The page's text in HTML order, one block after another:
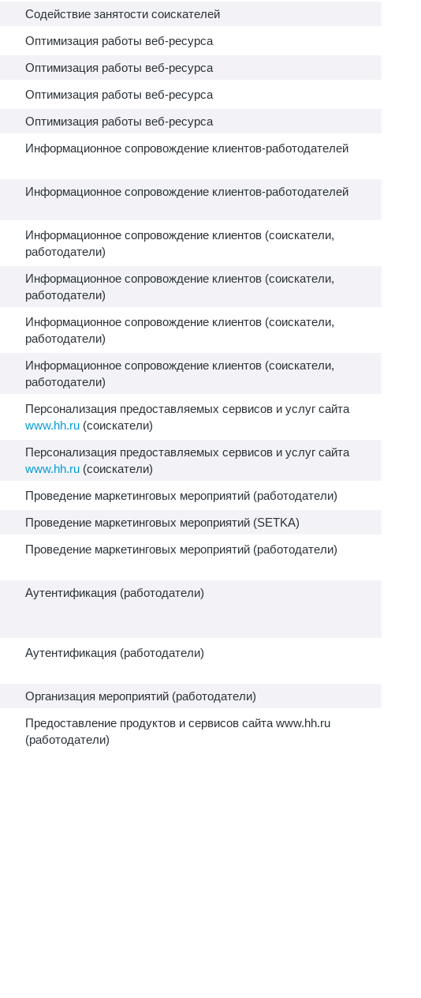
Содействие занятости соискателей
Оптимизация работы веб-ресурса
Оптимизация работы веб-ресурса
Оптимизация работы веб-ресурса
Оптимизация работы веб-ресурса
Информационное сопровождение клиентов-работодателей
Информационное сопровождение клиентов-работодателей
Информационное сопровождение клиентов (соискатели,
работодатели)
Информационное сопровождение клиентов (соискатели,
работодатели)
Информационное сопровождение клиентов (соискатели,
работодатели)
Информационное сопровождение клиентов (соискатели,
работодатели)
Персонализация предоставляемых сервисов и услуг сайта
www.hh.ru (соискатели)
Персонализация предоставляемых сервисов и услуг сайта
www.hh.ru (соискатели)
Проведение маркетинговых мероприятий (работодатели)
Проведение маркетинговых мероприятий (SETKA)
Проведение маркетинговых мероприятий (работодатели)
Аутентификация (работодатели)
Аутентификация (работодатели)
Организация мероприятий (работодатели)
Предоставление продуктов и сервисов сайта www.hh.ru
(работодатели)